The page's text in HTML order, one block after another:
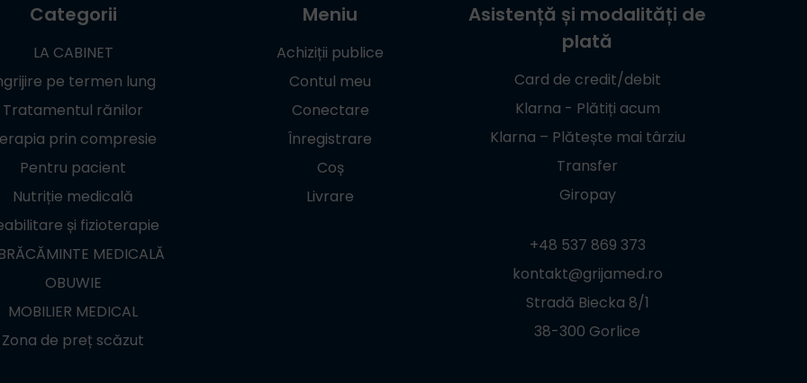
Categorii
LA CABINET
pe termen lung
Tratamentul rănilor
prin compresie
Pentru pacient
Nutriție medicală
și fizioterapie
MEDICALĂ
OBUWIE
MOBILIER MEDICAL
Zona de preț scăzut
Meniu
Achiziții publice
Contul meu
Conectare
Înregistrare
Coș
Livrare
Asistență și modalități de
plată
Card de credit/debit
Klarna - Plătiți acum
Klarna – Plătește mai târziu
Transfer
Giropay
+48 537 869 373
kontakt@grijamed.ro
Stradă Biecka 8/1
38-300 Gorlice